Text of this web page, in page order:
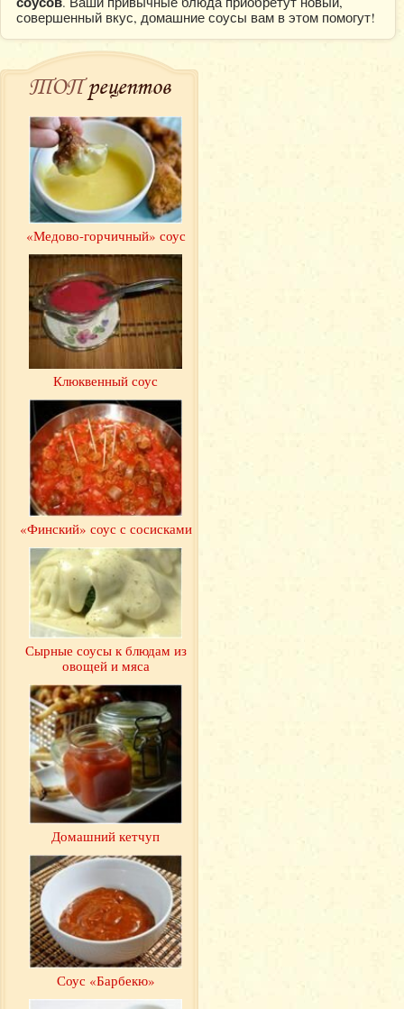
совершенный вкус, домашние соусы вам в этом помогут!
ТОПрецептов
«Медово-горчичный» соус
Клюквенный соус
«Финский» соус с сосисками
Сырные соусы к блюдам из
овощей и мяса
Домашний кетчуп
Соус «Барбекю»